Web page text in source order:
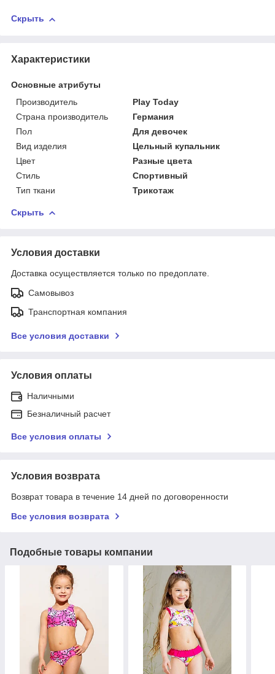
Скрыть
Характеристики
Основные атрибуты
Производитель
Play Today
Страна производитель
Германия
Пол
Для девочек
Вид изделия
Цельный купальник
Цвет
Разные цвета
Стиль
Спортивный
Тип ткани
Трикотаж
Скрыть
Условия доставки
Доставка осуществляется только по предоплате.
Самовывоз
Транспортная компания
Все условия доставки
Условия оплаты
Наличными
Безналичный расчет
Все условия оплаты
Условия возврата
Возврат товара в течение 14 дней по договоренности
Все условия возврата
Подобные товары компании